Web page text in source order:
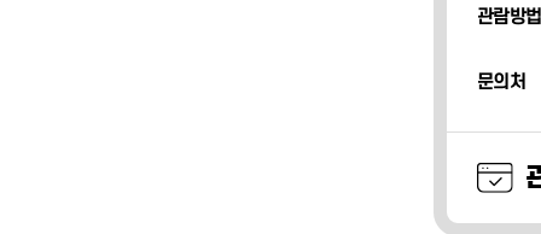
관람방법
문의처